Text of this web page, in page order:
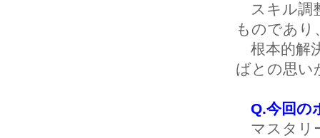
スキル調
ものであ
根本的解
ばとの思い
Q.今回の
マスタリ